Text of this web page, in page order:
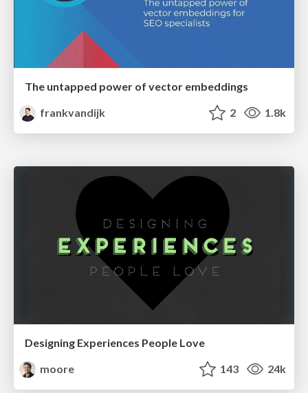
The untapped power of vector embeddings
frankvandijk
2 1.8k
Designing Experiences People Love
moore
143 24k